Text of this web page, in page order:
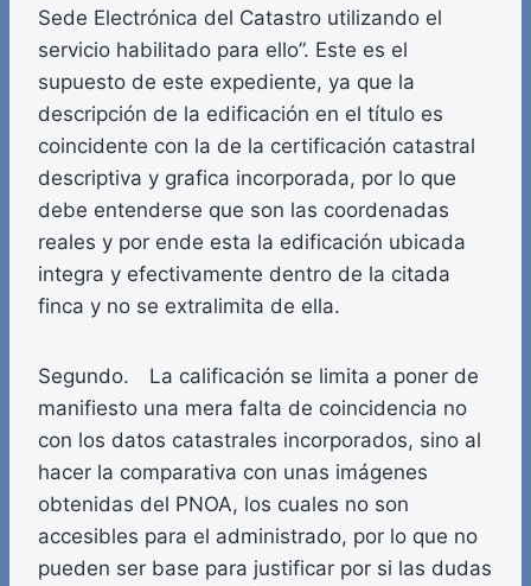
Sede Electrónica del Catastro utilizando el
servicio habilitado para ello”. Este es el
supuesto de este expediente, ya que la
descripción de la edificación en el título es
coincidente con la de la certificación catastral
descriptiva y grafica incorporada, por lo que
debe entenderse que son las coordenadas
reales y por ende esta la edificación ubicada
integra y efectivamente dentro de la citada
finca y no se extralimita de ella.
Segundo. La calificación se limita a poner de
manifiesto una mera falta de coincidencia no
con los datos catastrales incorporados, sino al
hacer la comparativa con unas imágenes
obtenidas del PNOA, los cuales no son
accesibles para el administrado, por lo que no
pueden ser base para justificar por si las dudas